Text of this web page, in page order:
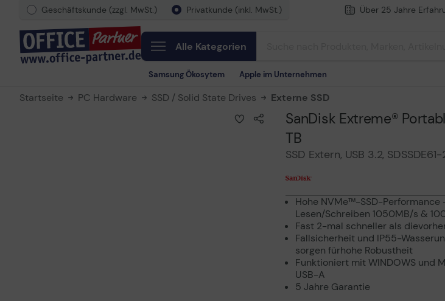
Geschäftskunde (zzgl. MwSt.) Privatkunde (inkl. MwSt.) Über 25 Jahre
Alle Kategorien
Samsung Ökosytem Apple im Unternehmen
Startseite PC Hardware SSD / Solid State Drives Externe SSD
SanDisk Extreme®
TB
SSD Extern, USB 3.2,
Hohe NVMe™-SSD-Performance
Lesen/Schreiben 1050MB/s &
Fast 2-mal schneller als
Fallsicherheit und IP55-
sorgen fürhohe Robustheit
Funktioniert mit WINDOWS und
USB-A
5 Jahre Garantie